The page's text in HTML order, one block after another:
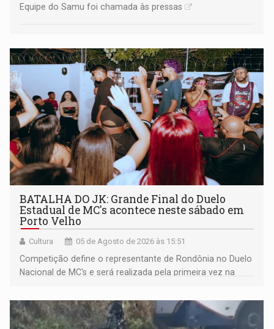
Equipe do Samu foi chamada às pressas
BATALHA DO JK: Grande Final do Duelo
Estadual de MC's acontece neste sábado em
Porto Velho
Cultura 05 de Agosto de 2026 às 15:51
Competição define o representante de Rondônia no Duelo
Nacional de MC's e será realizada pela primeira vez na